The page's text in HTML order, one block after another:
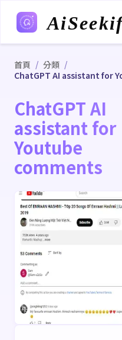
首頁 / 分類 /
ChatGPT AI assistant for
ChatGPT AI
assistant for
Youtube
comments